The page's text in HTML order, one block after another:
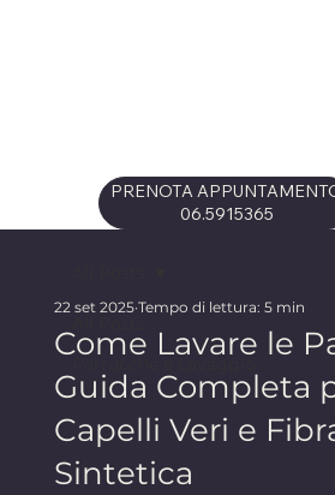
PRENOTA
06.5915365
Come Lavare le
Guida Completa
Capelli Veri e
Sintetica
22 set 2025 Tempo di lettura: 5 min